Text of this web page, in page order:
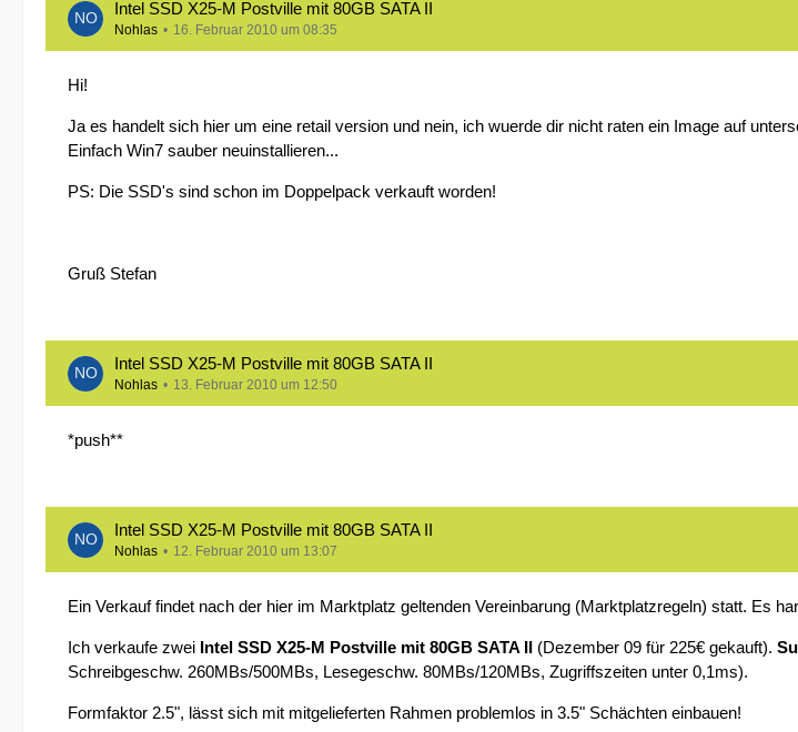
Intel SSD X25-M Postville mit 80GB SATA II
Nohlas 16. Februar 2010 um 08:35
Hi!
Ja es handelt sich hier um eine retail version und nein, ich wuerde dir nicht raten ein Image auf
Einfach Win7 sauber neuinstallieren...
PS: Die SSD's sind schon im Doppelpack verkauft worden!
Gruß Stefan
Intel SSD X25-M Postville mit 80GB SATA II
Nohlas 13. Februar 2010 um 12:50
*push**
Intel SSD X25-M Postville mit 80GB SATA II
Nohlas 12. Februar 2010 um 13:07
Ein Verkauf findet nach der hier im Marktplatz geltenden Vereinbarung (Marktplatzregeln) statt. Es
Ich verkaufe zwei Intel SSD X25-M Postville mit 80GB SATA II (Dezember 09 für 225€ gekauft).
Schreibgeschw. 260MBs/500MBs, Lesegeschw. 80MBs/120MBs, Zugriffszeiten unter 0,1ms).
Formfaktor 2.5", lässt sich mit mitgelieferten Rahmen problemlos in 3.5" Schächten einbauen!